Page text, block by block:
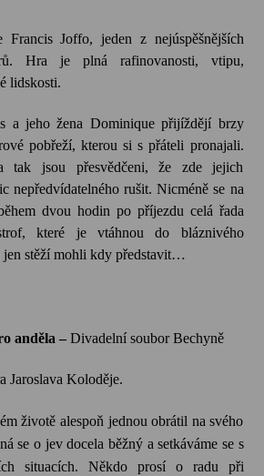
koncerty ve Stromovce: Kolchoz a
ploty
7. 2026
koncerty ve Stromovce: Rufus Miller
7. 2026
7. 2026
7. 2026
Francis Joffo, jeden z nejúspěšnějších
Hra je plná rafinovanosti, vtipu,
lidskosti.
a jeho žena Dominique přijíždějí brzy
pobřeží, kterou si s přáteli pronajali.
tak jsou přesvědčeni, že zde jejich
nepředvídatelného rušit. Nicméně se na
dvou hodin po příjezdu celá řada
které je vtáhnou do bláznivého
jen stěží mohli kdy představit…
anděla – Divadelní soubor Bechyně
Jaroslava Koloděje.
životě alespoň jednou obrátil na svého
se o jev docela běžný a setkáváme se s
situacích. Někdo prosí o radu při